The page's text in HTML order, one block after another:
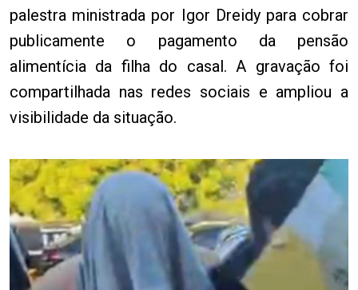
palestra ministrada por Igor Dreidy para cobrar
publicamente o pagamento da pensão
alimentícia da filha do casal. A gravação foi
compartilhada nas redes sociais e ampliou a
visibilidade da situação.